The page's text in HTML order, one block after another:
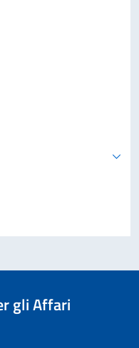
gli Affari